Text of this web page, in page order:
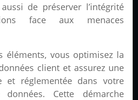
de préserver l’intégrité
face aux menaces
éléments, vous optimisez la
client et assurez une
et réglementée dans votre
Cette démarche